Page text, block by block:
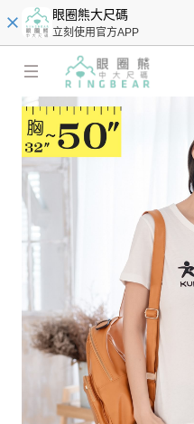
眼圈熊大尺碼
立刻使用官方APP